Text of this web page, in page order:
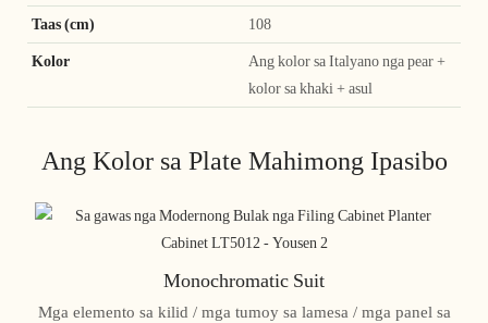
Taas (cm) 108
Kolor
Ang kolor sa Italyano nga pear +
kolor sa khaki + asul
Ang Kolor sa Plate Mahimong Ipasibo
Monochromatic Suit
Mga elemento sa kilid / mga tumoy sa lamesa / mga panel sa